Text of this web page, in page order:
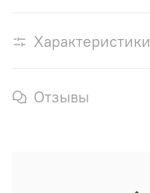
Характеристики
Отзывы